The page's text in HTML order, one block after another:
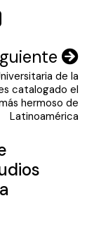
de la
catalogado el
hermoso de
Latinoamérica